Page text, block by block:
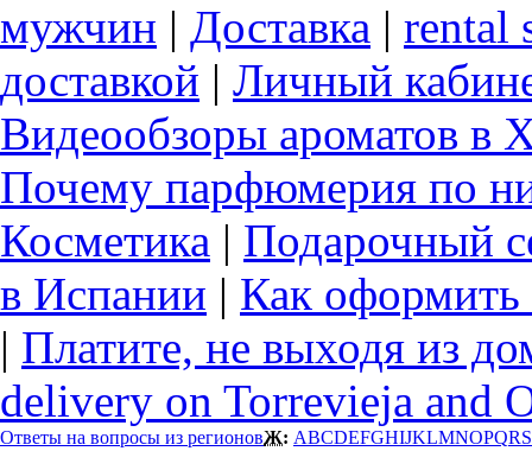
мужчин | Доставка | rental
доставкой | Личный
Видеообзоры ароматов в
Почему парфюмерия по
Косметика | Подарочный
в Испании | Как оформить
| Платите, не выходя из
delivery on Torrevieja and
Ответы на вопросы из регионовЖ: ABCDEFGHIJKLMNOPQRS